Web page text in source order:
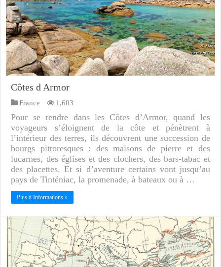
Côtes d Armor
France 1,603
Pour se rendre dans les Côtes d’Armor, quand les
voyageurs s’éloignent de la côte et pénètrent à
l’intérieur des terres, ils découvrent une succession de
bourgs pittoresques : des maisons de pierre et des
lucarnes, des églises et des clochers, des bars-tabac et
des placettes. Et si d’aventure certains vont jusqu’au
pays de Tinténiac, la promenade, à bateaux ou à …
Plus d Informations »